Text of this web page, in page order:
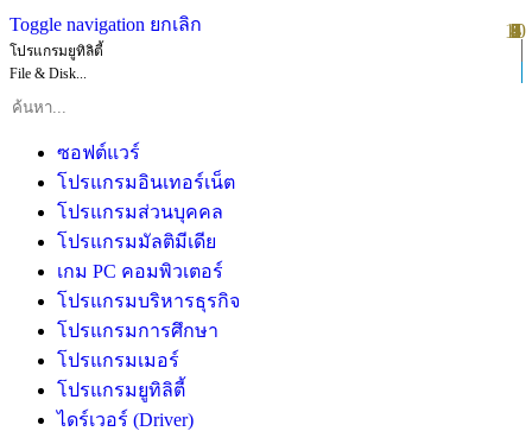
Toggle navigation ยกเลิก
โปรแกรมยูทิลิตี้
File & Disk...
ซอฟต์แวร์
โปรแกรมอินเทอร์เน็ต
โปรแกรมส่วนบุคคล
โปรแกรมมัลติมีเดีย
เกม PC คอมพิวเตอร์
โปรแกรมบริหารธุรกิจ
โปรแกรมการศึกษา
โปรแกรมเมอร์
โปรแกรมยูทิลิตี้
ไดร์เวอร์ (Driver)
1
2
3
4
5
6
7
8
9
10